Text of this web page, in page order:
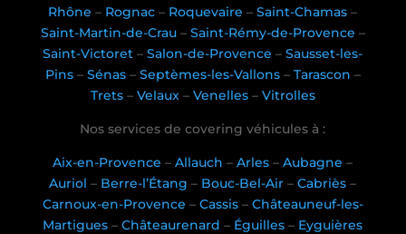
Rhône – Rognac – Roquevaire –Saint-Chamas –
Saint-Martin-de-Crau– Saint-Rémy-de-Provence –
Saint-Victoret –Salon-de-Provence –Sausset-les-
Pins– Sénas– Septèmes-les-Vallons– Tarascon –
Trets– Velaux– Venelles– Vitrolles
Nos services de covering véhicules à :
Aix-en-Provence –Allauch –Arles –Aubagne –
Auriol – Berre-l’Étang – Bouc-Bel-Air –Cabriès –
Carnoux-en-Provence – Cassis– Châteauneuf-les-
Martigues –Châteaurenard – Éguilles – Eyguières